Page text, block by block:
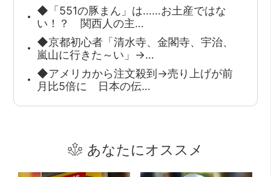
◆「551の豚まん」は……お土産ではな
い！？ 関西人の主…
◆京都初心者「清水寺、金閣寺、宇治、
嵐山に行きた～い」→…
◆アメリカから注文殺到→売り上げが前
月比5倍に 日本の伝…
あなたにオススメ